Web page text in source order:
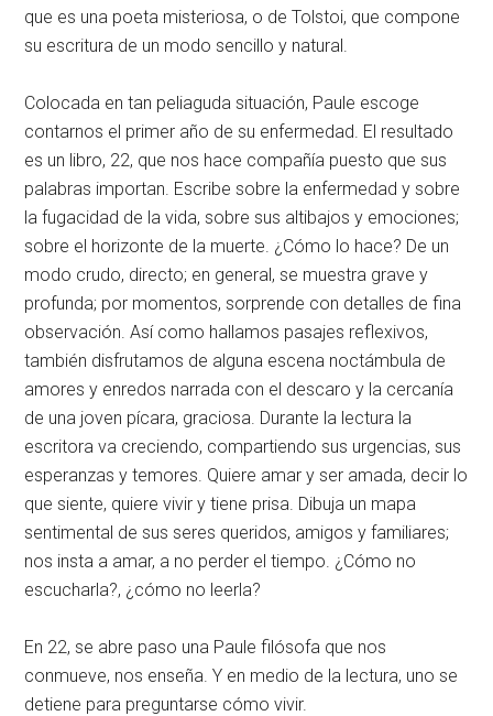
que es una poeta misteriosa, o de Tolstoi, que compone
su escritura de un modo sencillo y natural.
Colocada en tan peliaguda situación, Paule escoge
contarnos el primer año de su enfermedad. El resultado
es un libro, 22, que nos hace compañía puesto que sus
palabras importan. Escribe sobre la enfermedad y sobre
la fugacidad de la vida, sobre sus altibajos y emociones;
sobre el horizonte de la muerte. ¿Cómo lo hace? De un
modo crudo, directo; en general, se muestra grave y
profunda; por momentos, sorprende con detalles de fina
observación. Así como hallamos pasajes reflexivos,
también disfrutamos de alguna escena noctámbula de
amores y enredos narrada con el descaro y la cercanía
de una joven pícara, graciosa. Durante la lectura la
escritora va creciendo, compartiendo sus urgencias, sus
esperanzas y temores. Quiere amar y ser amada, decir lo
que siente, quiere vivir y tiene prisa. Dibuja un mapa
sentimental de sus seres queridos, amigos y familiares;
nos insta a amar, a no perder el tiempo. ¿Cómo no
escucharla?, ¿cómo no leerla?
En 22, se abre paso una Paule filósofa que nos
conmueve, nos enseña. Y en medio de la lectura, uno se
detiene para preguntarse cómo vivir.